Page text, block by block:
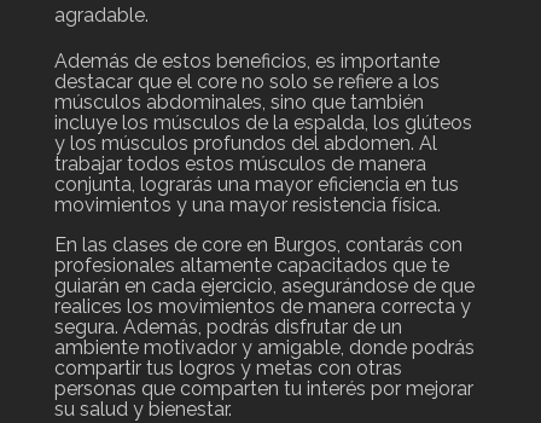
agradable.
Además de estos beneficios, es importante
destacar que el core no solo se refiere a los
músculos abdominales, sino que también
incluye los músculos de la espalda, los glúteos
y los músculos profundos del abdomen. Al
trabajar todos estos músculos de manera
conjunta, lograrás una mayor eficiencia en tus
movimientos y una mayor resistencia física.
En las clases de core en Burgos, contarás con
profesionales altamente capacitados que te
guiarán en cada ejercicio, asegurándose de que
realices los movimientos de manera correcta y
segura. Además, podrás disfrutar de un
ambiente motivador y amigable, donde podrás
compartir tus logros y metas con otras
personas que comparten tu interés por mejorar
su salud y bienestar.